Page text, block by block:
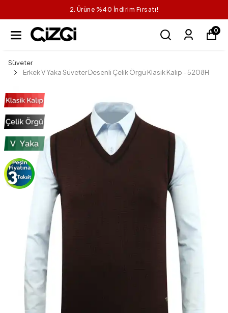
2. Ürüne %40 İndirim Fırsatı!
0
Süveter
Erkek V Yaka Süveter Desenli Çelik Örgü Klasik Kalıp - 5208H